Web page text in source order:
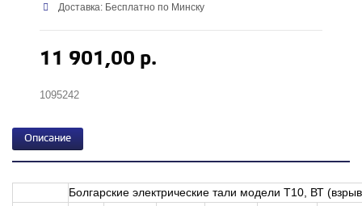
Доставка: Бесплатно по Минску
11 901,00 р.
1095242
Описание
Болгарские электрические тали модели T10, ВТ